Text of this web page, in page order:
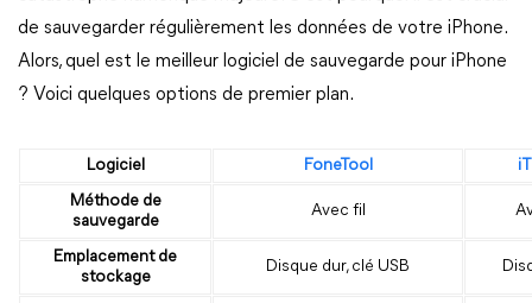
de sauvegarder régulièrement les données de votre iPhone.
Alors, quel est le meilleur logiciel de sauvegarde pour iPhone
? Voici quelques options de premier plan.
Logiciel FoneTool
Méthode de
sauvegarde
Avec fil
Emplacement de
stockage
Disque dur, clé USB